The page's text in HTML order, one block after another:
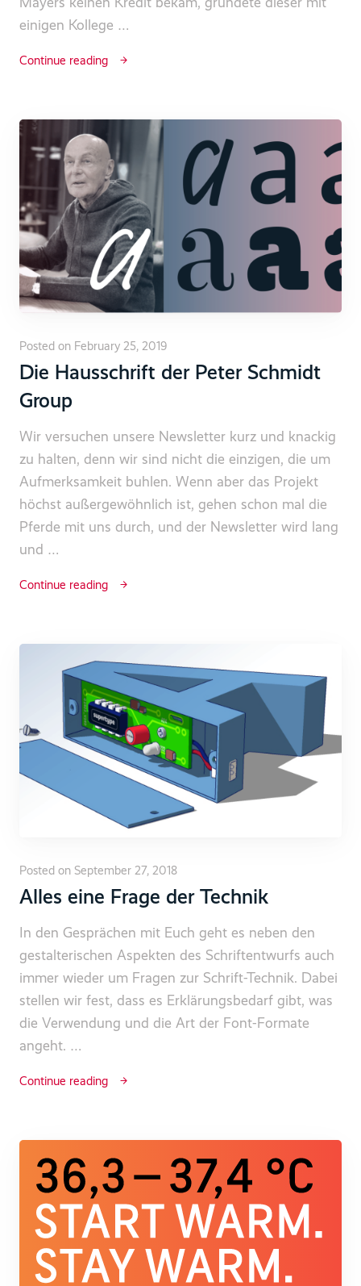
Mayers keinen Kredit bekam, gründete dieser mit
einigen Kollege …
Continue reading
Posted on February 25, 2019
Die Hausschrift der Peter Schmidt
Group
Wir versuchen unsere Newsletter kurz und knackig
zu halten, denn wir sind nicht die einzigen, die um
Aufmerksamkeit buhlen. Wenn aber das Projekt
höchst außergewöhnlich ist, gehen schon mal die
Pferde mit uns durch, und der Newsletter wird lang
und …
Continue reading
Posted on September 27, 2018
Alles eine Frage der Technik
In den Gesprächen mit Euch geht es neben den
gestalterischen Aspekten des Schriftentwurfs auch
immer wieder um Fragen zur Schrift-Technik. Dabei
stellen wir fest, dass es Erklärungsbedarf gibt, was
die Verwendung und die Art der Font-Formate
angeht. …
Continue reading